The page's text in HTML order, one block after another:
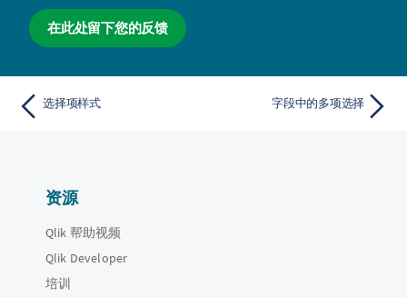
在此处留下您的反馈
选择项样式 字段中的多项选择
资源
Qlik 帮助视频
Qlik Developer
培训